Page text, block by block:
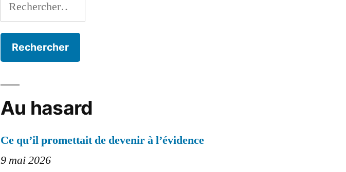
Au hasard
Ce qu’il promettait de devenir à l’évidence
9 mai 2026